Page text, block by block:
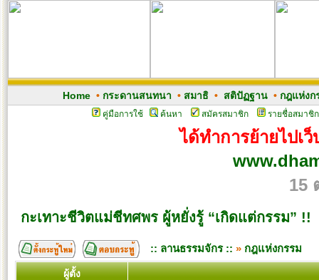
Home• กระดานสนทนา • สมาธิ• สติปัฏฐาน• กฎแห่งก
คู่มือการใช้ ค้นหา สมัครสมาชิก รายชื่อสมาชิก
ได้ทำการย้ายไปเ
15
กะเทาะชีวิตแม่ชีทศพร ผู้หยั่งรู้ “เกิดแต่กรรม” !!
:: ลานธรรมจักร :: » กฎแห่งกรรม
ผู้ตั้ง